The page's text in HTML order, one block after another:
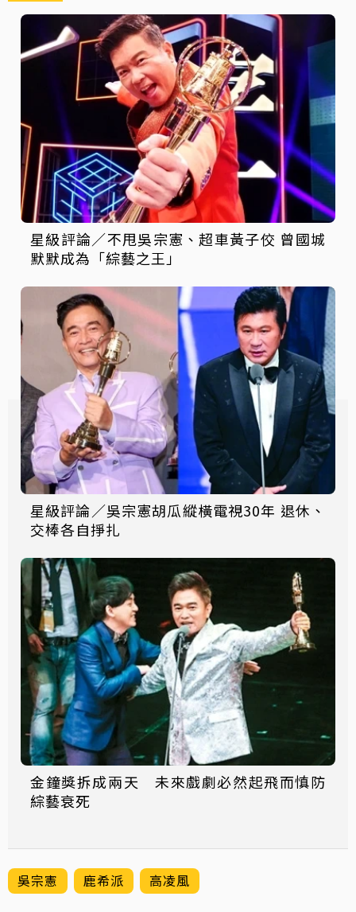
星級評論／不甩吳宗憲、超車黃子佼 曾國城
默默成為「綜藝之王」
星級評論／吳宗憲胡瓜縱橫電視30年 退休、
交棒各自掙扎
金鐘獎拆成兩天 未來戲劇必然起飛而慎防
綜藝衰死
吳宗憲 鹿希派 高凌風